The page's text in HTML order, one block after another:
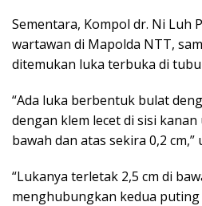
Sementara, Kompol dr. Ni Luh
wartawan di Mapolda NTT,
ditemukan luka terbuka di
“Ada luka berbentuk bulat
dengan klem lecet di sisi
bawah dan atas sekira 0,2 cm,”
“Lukanya terletak 2,5 cm di
menghubungkan kedua puting